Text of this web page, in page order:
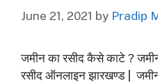
June 21, 2021 by Pradip
जमीन का रसीद कैसे काटे ?
रसीद ऑनलाइन झारखण्ड |